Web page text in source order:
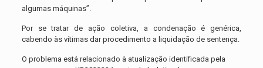
algumas máquinas”.
Por se tratar de ação coletiva, a condenação é genérica,
cabendo às vítimas dar procedimento a liquidação de sentença.
O problema está relacionado à atualização identificada pela